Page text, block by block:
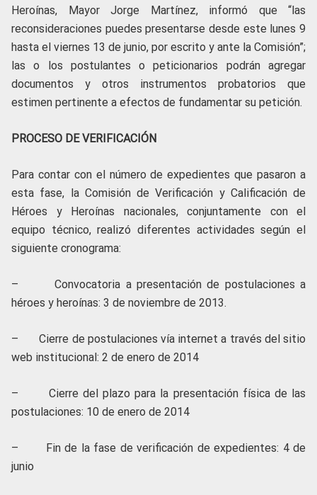
Heroínas, Mayor Jorge Martínez, informó que “las
reconsideraciones puedes presentarse desde este lunes 9
hasta el viernes 13 de junio, por escrito y ante la Comisión”;
las o los postulantes o peticionarios podrán agregar
documentos y otros instrumentos probatorios que
estimen pertinente a efectos de fundamentar su petición.
PROCESO DE VERIFICACIÓN
Para contar con el número de expedientes que pasaron a
esta fase, la Comisión de Verificación y Calificación de
Héroes y Heroínas nacionales, conjuntamente con el
equipo técnico, realizó diferentes actividades según el
siguiente cronograma:
– Convocatoria a presentación de postulaciones a
héroes y heroínas: 3 de noviembre de 2013.
– Cierre de postulaciones vía internet a través del sitio
web institucional: 2 de enero de 2014
– Cierre del plazo para la presentación física de las
postulaciones: 10 de enero de 2014
– Fin de la fase de verificación de expedientes: 4 de
junio